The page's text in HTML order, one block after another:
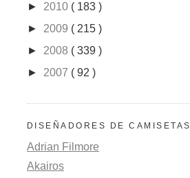
► 2010 ( 183 )
► 2009 ( 215 )
► 2008 ( 339 )
► 2007 ( 92 )
DISEÑADORES DE CAMISETAS
Adrian Filmore
Akairos